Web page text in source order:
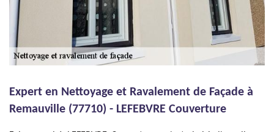
Expert en Nettoyage et Ravalement de Façade à
Remauville (77710) - LEFEBVRE Couverture